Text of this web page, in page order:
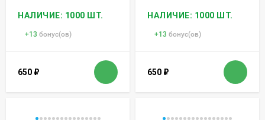
НАЛИЧИЕ: 1000 ШТ.
+13 бонус(ов)
650 ₽
НАЛИЧИЕ: 1000 ШТ.
+13 бонус(ов)
650 ₽